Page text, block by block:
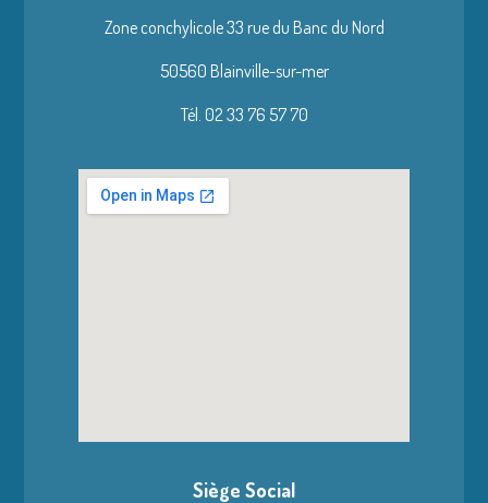
Zone conchylicole 33 rue du Banc du Nord
50560 Blainville-sur-mer
Tél. 02 33 76 57 70
Siège Social